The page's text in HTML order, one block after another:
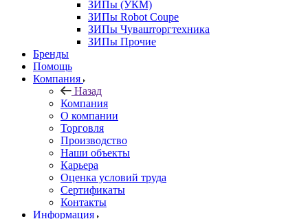
ЗИПы (УКМ)
ЗИПы Robot Coupe
ЗИПы Чувашторгтехника
ЗИПы Прочие
Бренды
Помощь
Компания
Назад
Компания
О компании
Торговля
Производство
Наши объекты
Карьера
Оценка условий труда
Сертификаты
Контакты
Информация